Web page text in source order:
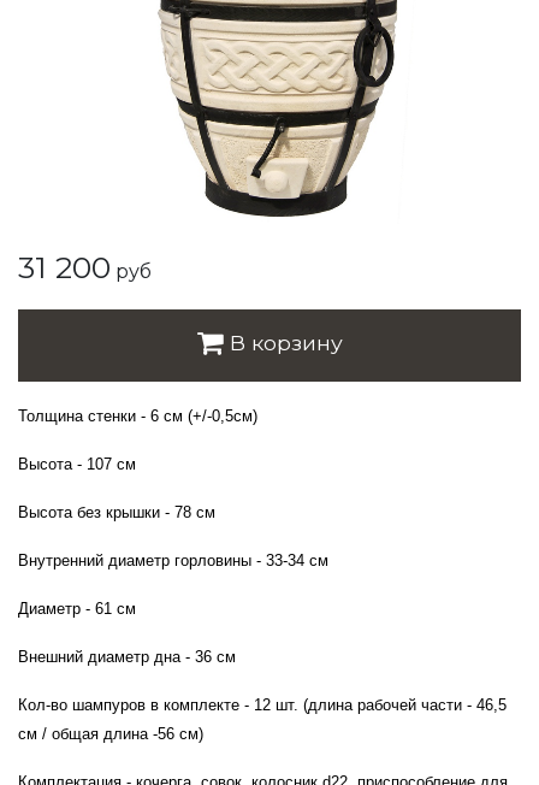
31 200 руб
В корзину
Толщина стенки - 6 см (+/-0,5см)
Высота - 107 см
Высота без крышки - 78 см
Внутренний диаметр горловины - 33-34 см
Диаметр - 61 см
Внешний диаметр дна - 36 см
Кол-во шампуров в комплекте - 12 шт. (длина рабочей части - 46,5
см / общая длина -56 см)